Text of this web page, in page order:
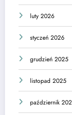
luty 2026
styczeń 2026
grudzień 2025
listopad 2025
październik